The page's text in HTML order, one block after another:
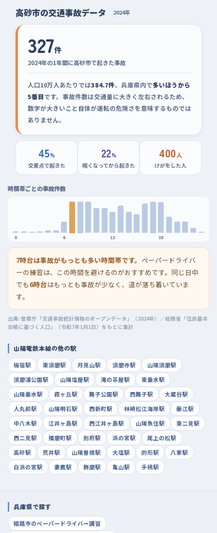
高砂市の交通事故データ 2024年
327件
2024年の1年間に高砂市で起きた事故
人口10万人あたりでは384.7件、兵庫県内で多いほうから
5番目です。事故件数は交通量に大きく左右されるため、
数字が大きいこと自体が運転の危険さを意味するものでは
ありません。
45%
交差点で起きた
22%
暗くなってから起きた
400人
けがをした人
時間帯ごとの事故件数
0 6 12 18
7時台は事故がもっとも多い時間帯です。 ペーパードライバ
ーの練習は、この時間を避けるのがおすすめです。同じ日中
でも 6時台はもっとも事故が少なく、道が落ち着いていま
す。
出典: 警察庁「交通事故統計情報のオープンデータ」（2024年）／総務省「住民基本
台帳に基づく人口」（令和7年1月1日）をもとに集計
山陽電鉄本線の他の駅
板宿駅 東須磨駅 月見山駅 須磨寺駅
山陽須磨駅
須磨浦公園駅
山陽塩屋駅 滝の茶屋駅
東垂水駅
山陽垂水駅
霞ヶ丘駅 舞子公園駅 西舞子駅
大蔵谷駅
人丸前駅
山陽明石駅 西新町駅 林崎松江海岸駅
藤江駅
中八木駅
江井ヶ島駅 西江井ヶ島駅 山陽魚住駅
東二見駅
西二見駅
播磨町駅 別府駅 浜の宮駅
尾上の松駅
高砂駅
荒井駅 山陽曽根駅 大塩駅 的形駅
八家駅
白浜の宮駅
妻鹿駅 飾磨駅 亀山駅 手柄駅
兵庫県で探す
姫路市のペーパードライバー講習